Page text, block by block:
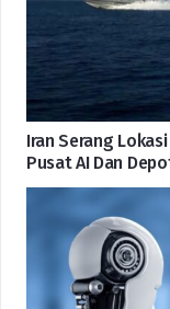
Iran Serang
Pusat AI Dan